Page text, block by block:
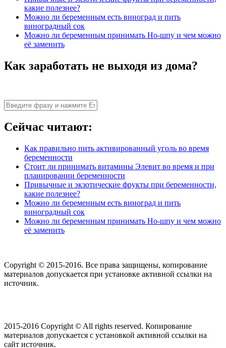
какие полезнее?
Можно ли беременным есть виноград и пить
виноградный сок
Можно ли беременным принимать Но-шпу и чем можно
её заменить
Как заработать не выходя из дома?
Сейчас читают:
Как правильно пить активированный уголь во время
беременности
Стоит ли принимать витамины Элевит во время и при
планировании беременности
Привычные и экзотические фрукты при беременности,
какие полезнее?
Можно ли беременным есть виноград и пить
виноградный сок
Можно ли беременным принимать Но-шпу и чем можно
её заменить
Copyright © 2015-2016. Все права защищены, копирование
материалов допускается при установке активной ссылки на
источник.
2015-2016 Copyright © All rights reserved. Копирование
материалов допускается с установкой активной ссылки на
сайт источник.